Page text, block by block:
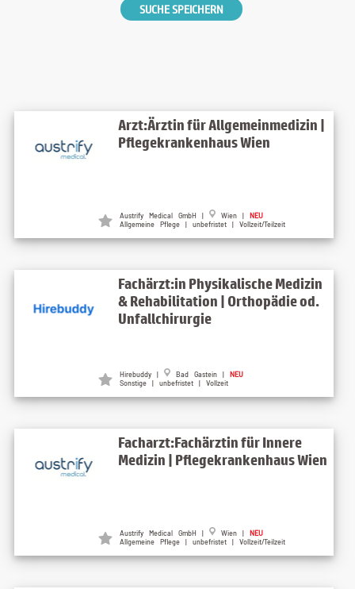
SUCHE SPEICHERN
Arzt:Ärztin für Allgemeinmedizin |
Pflegekrankenhaus Wien
Austrify Medical GmbH | Wien | NEU
Allgemeine Pflege | unbefristet | Vollzeit/Teilzeit
Fachärzt:in Physikalische Medizin
& Rehabilitation | Orthopädie od.
Unfallchirurgie
Hirebuddy | Bad Gastein | NEU
Sonstige | unbefristet | Vollzeit
Facharzt:Fachärztin für Innere
Medizin | Pflegekrankenhaus Wien
Austrify Medical GmbH | Wien | NEU
Allgemeine Pflege | unbefristet | Vollzeit/Teilzeit